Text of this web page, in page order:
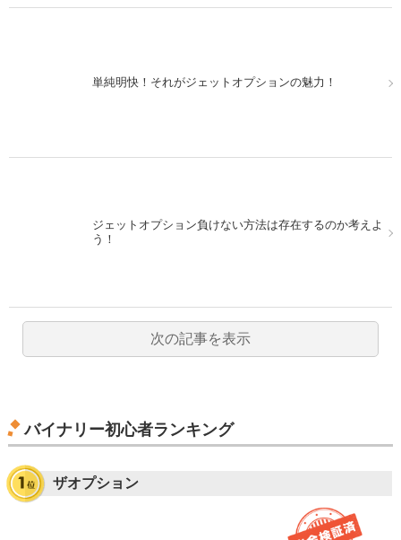
単純明快！それがジェットオプションの魅力！
ジェットオプション負けない方法は存在するのか考えよ
う！
次の記事を表示
バイナリー初心者ランキング
ザオプション